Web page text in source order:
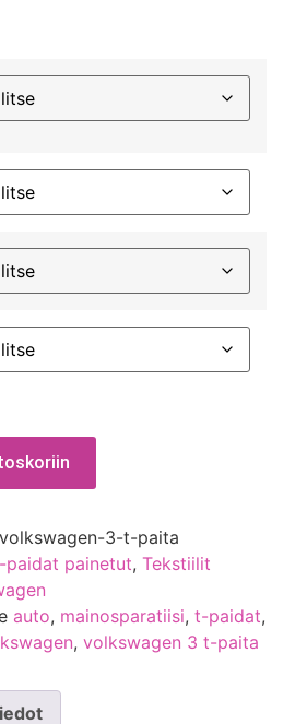
volkswagen-3-t-paita
paidat painetut, Tekstiilit
auto, mainosparatiisi, t-paidat,
, volkswagen 3 t-paita